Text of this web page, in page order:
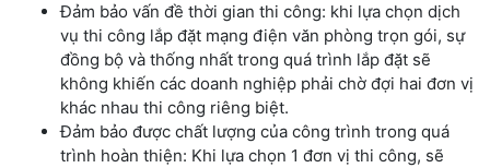
Đảm bảo vấn đề thời gian thi công: khi lựa chọn dịch
vụ thi công lắp đặt mạng điện văn phòng trọn gói, sự
đồng bộ và thống nhất trong quá trình lắp đặt sẽ
không khiến các doanh nghiệp phải chờ đợi hai đơn vị
khác nhau thi công riêng biệt.
Đảm bảo được chất lượng của công trình trong quá
trình hoàn thiện: Khi lựa chọn 1 đơn vị thi công, sẽ